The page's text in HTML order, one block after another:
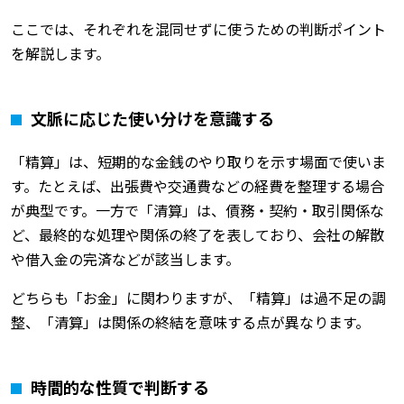
ここでは、それぞれを混同せずに使うための判断ポイント
を解説します。
文脈に応じた使い分けを意識する
「精算」は、短期的な金銭のやり取りを示す場面で使いま
す。たとえば、出張費や交通費などの経費を整理する場合
が典型です。一方で「清算」は、債務・契約・取引関係な
ど、最終的な処理や関係の終了を表しており、会社の解散
や借入金の完済などが該当します。
どちらも「お金」に関わりますが、「精算」は過不足の調
整、「清算」は関係の終結を意味する点が異なります。
時間的な性質で判断する